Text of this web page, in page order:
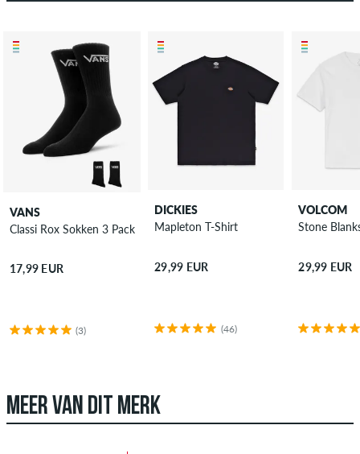
VANS
Classi Rox Sokken 3 Pack
17,99 EUR
(3)
DICKIES
Mapleton T-Shirt
29,99 EUR
(46)
VOLCOM
Stone
29,99 EUR
MEER VAN DIT MERK